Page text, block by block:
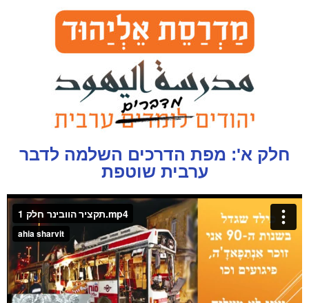
חלק א': מפת הדרכים השלמה לדבר
ערבית שוטפת